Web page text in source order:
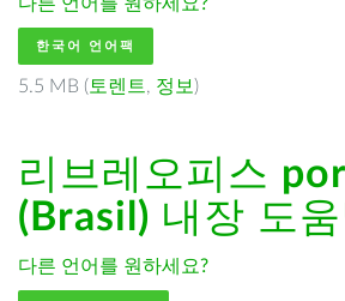
한국어 언어팩
5.5 MB ( 토렌트, 정보 )
리브레오피스
(Brasil) 내장 도
다른 언어를 원하세요?